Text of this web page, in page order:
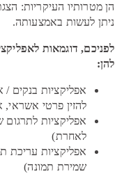
הן מטרותיו העיקריות:
ניתן לעשות באמצעותה.
לפניכם, דוגמאות
להן:
אפליקציות בנקים /
להזין פרטי
אפליקציות
לאחרת)
אפליקציות עריכת
שמירת תמונה)